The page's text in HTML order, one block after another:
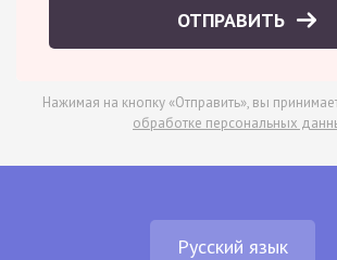
ОТПРАВИТЬ
Нажимая на кнопку «Отправить», вы
обработке персональных
Русский язык